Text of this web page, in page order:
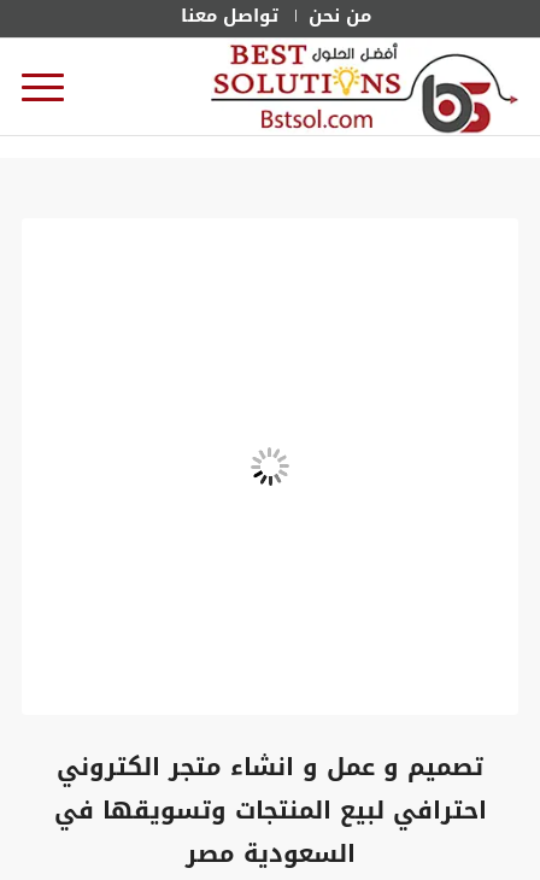
من نحن تواصل معنا
تصميم و عمل و انشاء متجر الكتروني
احترافي لبيع المنتجات وتسويقها في
السعودية مصر